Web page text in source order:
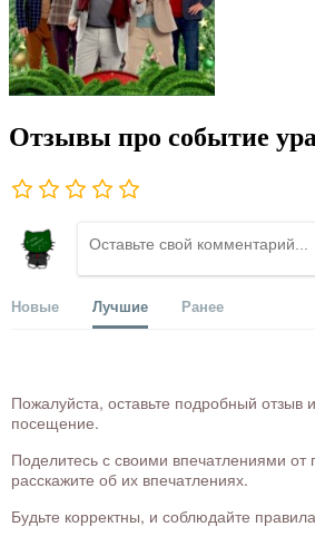
Отзывы про событие
Новые Лучшие Ранее
Пожалуйста, оставьте подробный
посещение.
Поделитесь с своими впечатлениями
расскажите об их впечатлениях.
Будьте корректны, и соблюдайте